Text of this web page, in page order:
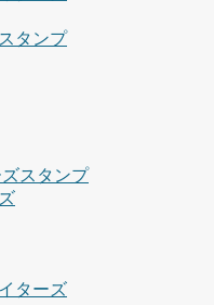
タンプ
スタンプ
ターズ